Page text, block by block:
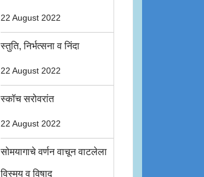
22 August 2022
स्तुति, निर्भत्सना व निंदा
22 August 2022
स्कॉच सरोवरांत
22 August 2022
सोमयागाचे वर्णन वाचून वाटलेला
विस्मय व विषाद